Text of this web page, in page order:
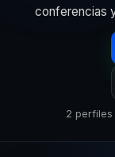
conferencias
2 perfiles